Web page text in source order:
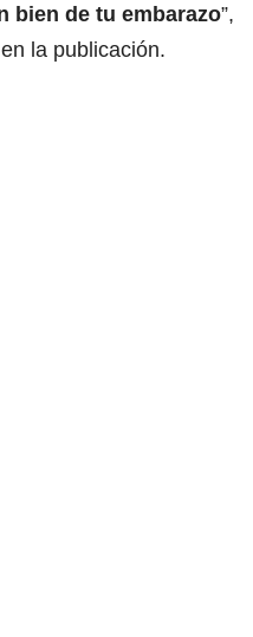
bien de tu embarazo”,
la publicación.